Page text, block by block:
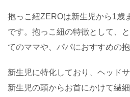
抱っこ紐ZEROは新生児から1歳
です。抱っこ紐の特徴として、
てのママや、パパにおすすめの抱
新生児に特化しており、ヘッド
新生児の頭からお首にかけて繊